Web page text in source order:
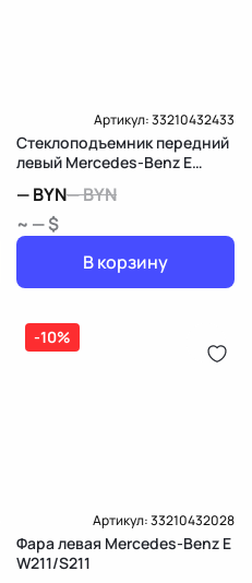
Артикул:33210432433
Стеклоподъемник передний
левый Mercedes-Benz E
—BYN—BYN
~ — $
В корзину
-10%
Артикул:33210432028
Фара левая Mercedes-Benz E
W211/S211